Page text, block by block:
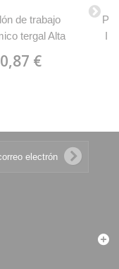
de trabajo
tergal Alta
€